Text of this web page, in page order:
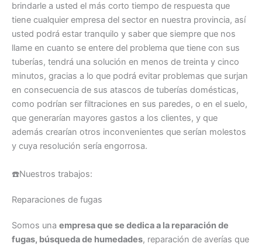
brindarle a usted el más corto tiempo de respuesta que
tiene cualquier empresa del sector en nuestra provincia, así
usted podrá estar tranquilo y saber que siempre que nos
llame en cuanto se entere del problema que tiene con sus
tuberías, tendrá una solución en menos de treinta y cinco
minutos, gracias a lo que podrá evitar problemas que surjan
en consecuencia de sus atascos de tuberías domésticas,
como podrían ser filtraciones en sus paredes, o en el suelo,
que generarían mayores gastos a los clientes, y que
además crearían otros inconvenientes que serían molestos
y cuya resolución sería engorrosa.
☎️Nuestros trabajos:
Reparaciones de fugas
Somos una empresa que se dedica a la reparación de
fugas, búsqueda de humedades, reparación de averías que